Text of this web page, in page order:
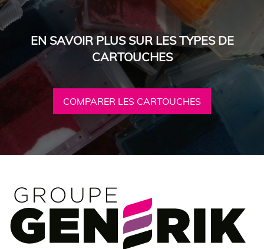
EN SAVOIR PLUS SUR LES TYPES DE
CARTOUCHES
COMPARER LES CARTOUCHES